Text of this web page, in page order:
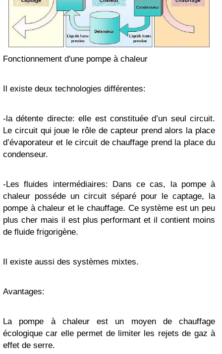
Fonctionnement d'une pompe à chaleur
Il existe deux technologies différentes:
-la détente directe: elle est constituée d’un seul circuit.
Le circuit qui joue le rôle de capteur prend alors la place
d’évaporateur et le circuit de chauffage prend la place du
condenseur.
-Les fluides intermédiaires: Dans ce cas, la pompe à
chaleur posséde un circuit séparé pour le captage, la
pompe à chaleur et le chauffage. Ce système est un peu
plus cher mais il est plus performant et il contient moins
de fluide frigorigène.
Il existe aussi des systèmes mixtes.
Avantages:
La pompe à chaleur est un moyen de chauffage
écologique car elle permet de limiter les rejets de gaz à
effet de serre.